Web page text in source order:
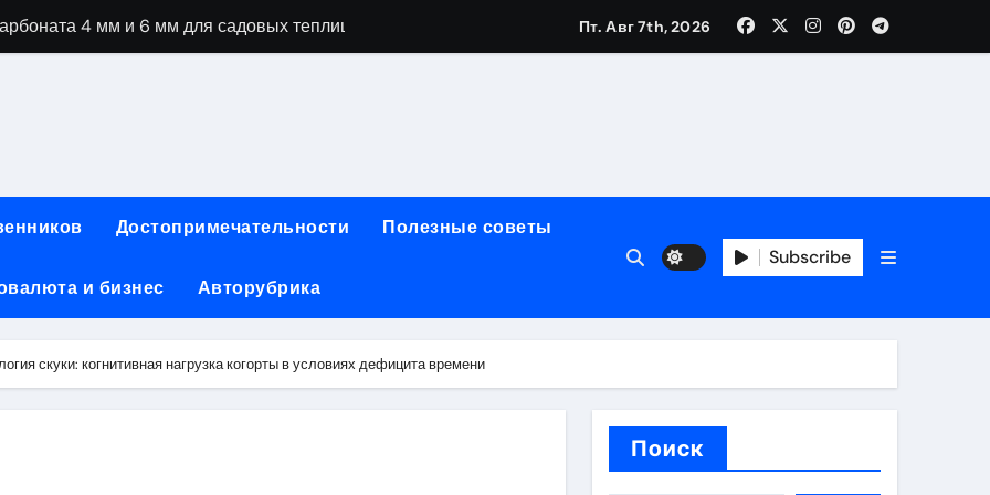
4 мм и 6 мм для садовых теплиц
алгоритмы работы, интерфейсы и совместимость двухкамерного ЭКС Apollo DR
чемоданов разных производителей: характеристики и маневренность
за 5 минут без верификации и банков с пополнением в стейблкоинах
и офисы продаж: контакты, адреса и режим работы
Пт. Авг 7th, 2026
Достопримечательности Полезные советы
и бизнес Авторубрика
Subscribe
скуки: когнитивная нагрузка когорты в условиях дефицита времени
Поиск